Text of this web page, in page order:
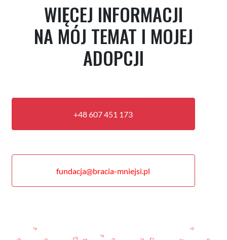
WIĘCEJ INFORMACJI
NA MÓJ TEMAT I MOJEJ
ADOPCJI
+48 607 451 173
fundacja@bracia-mniejsi.pl